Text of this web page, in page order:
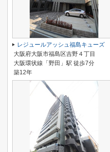
レジュールアッシュ福島キューズ
大阪府大阪市福島区吉野４丁目
大阪環状線「野田」駅 徒歩7分
築12年